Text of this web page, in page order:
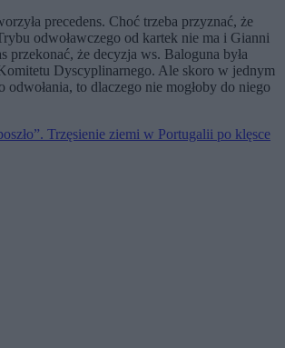
precedens. Choć trzeba przyznać, że
odwoławczego od kartek nie ma i Gianni
przekonać, że decyzja ws. Baloguna była
Dyscyplinarnego. Ale skoro w jednym
odwołania, to dlaczego nie mogłoby do niego
Trzęsienie ziemi w Portugalii po klęsce